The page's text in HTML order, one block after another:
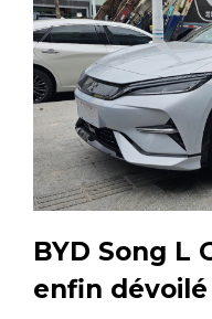
BYD Song L
enfin